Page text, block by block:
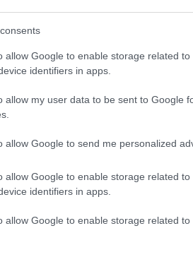
allow Google to enable storage related
identifiers in apps.
allow my user data to be sent to Google
allow Google to send me personalized
allow Google to enable storage related
identifiers in apps.
allow Google to enable storage related
KÖLTÖZIK